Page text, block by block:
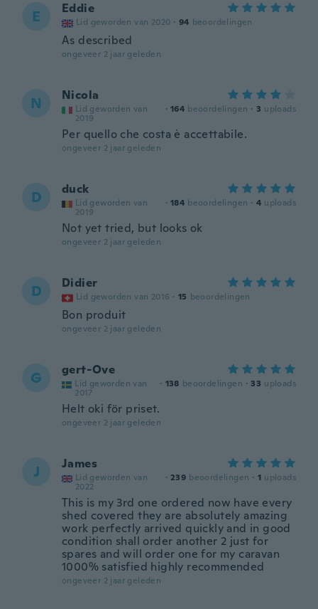
E Eddie
Lid geworden van 2020 · 94 beoordelingen
As described
ongeveer 2 jaar geleden
N Nicola
Lid geworden van
2019
· 164 beoordelingen · 3 uploads
Per quello che costa è accettabile.
ongeveer 2 jaar geleden
D duck
Lid geworden van
2019
· 184 beoordelingen · 4 uploads
Not yet tried, but looks ok
ongeveer 2 jaar geleden
D Didier
Lid geworden van 2016 · 15 beoordelingen
Bon produit
ongeveer 2 jaar geleden
G gert-Ove
Lid geworden van
2017
· 138 beoordelingen · 33 uploads
Helt oki för priset.
ongeveer 2 jaar geleden
J James
Lid geworden van
2022
· 239 beoordelingen · 1 uploads
This is my 3rd one ordered now have every
shed covered they are absolutely amazing
work perfectly arrived quickly and in good
condition shall order another 2 just for
spares and will order one for my caravan
1000% satisfied highly recommended
ongeveer 2 jaar geleden